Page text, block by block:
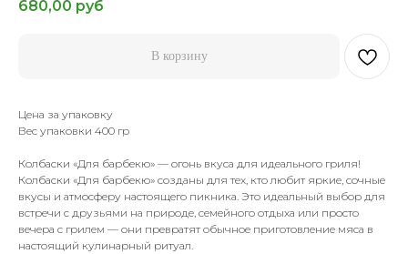
680,00 руб
В корзину
Цена за упаковку
Вес упаковки 400 гр
Колбаски «Для барбекю» — огонь вкуса для идеального гриля!
Колбаски «Для барбекю» созданы для тех, кто любит яркие, сочные
вкусы и атмосферу настоящего пикника. Это идеальный выбор для
встречи с друзьями на природе, семейного отдыха или просто
вечера с грилем — они превратят обычное приготовление мяса в
настоящий кулинарный ритуал.